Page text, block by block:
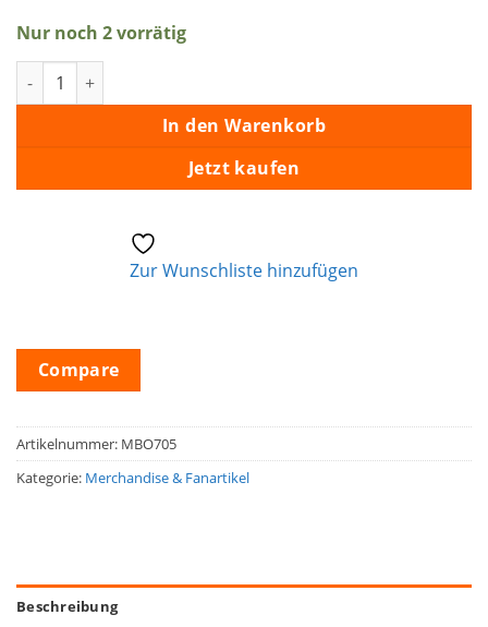
Nur noch 2 vorrätig
Aufkleber Elvis Sings Flaming Star Menge
In den Warenkorb
Jetzt kaufen
Zur Wunschliste hinzufügen
Compare
Artikelnummer: MBO705
Kategorie: Merchandise & Fanartikel
Beschreibung